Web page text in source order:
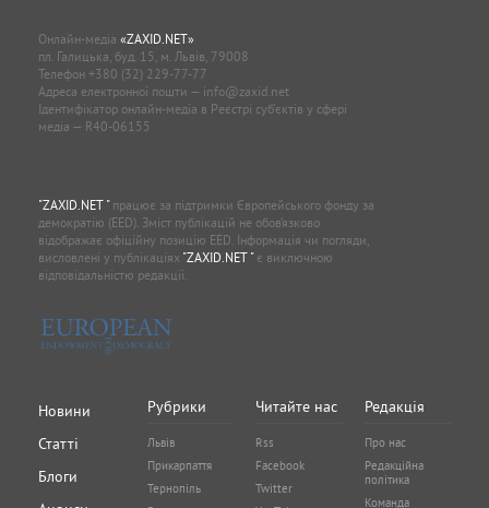
Онлайн-медіа «ZAXID.NET»
пл. Галицька, буд. 15, м. Львів, 79008
Телефон +380 (32) 229-77-77
Адреса електронної пошти — info@zaxid.net
Ідентифікатор онлайн-медіа в Реєстрі суб'єктів у сфері
медіа — R40-06155
"ZAXID.NET "працює за підтримки Європейського фонду за
демократію (EED). Зміст публікацій не обов’язково
відображає офіційну позицію EED. Інформація чи погляди,
висловлені у публікаціях "ZAXID.NET "є виключною
відповідальністю редакції.
Новини
Статті
Блоги
Рубрики
Львів
Прикарпаття
Тернопіль
Читайте нас
Rss
Facebook
Twitter
Редакція
Про нас
Редакційна
політика
Команда